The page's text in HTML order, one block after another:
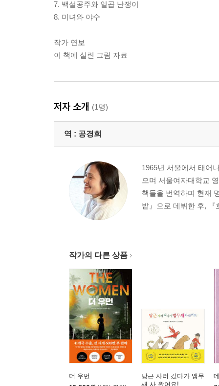
7. 백설공주와 일곱 난쟁이
8. 미녀와 야수
작가 연보
이 책에 실린 그림 자료
저자 소개 (1명)
역 : 공경희
1965년 서울에서 태어
으며 서울여자대학교
책들을 번역하며 현재
밭』으로 데뷔한 후, 『
작가의 다른 상품
더 우먼
당근 사러 갔다가 앵무
새 사 왔어요!